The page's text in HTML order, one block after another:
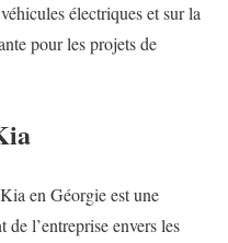
électriques et sur la
pour les projets de
en Géorgie est une
de l’entreprise envers les